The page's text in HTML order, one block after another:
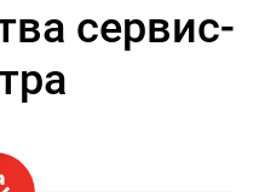
сервис-